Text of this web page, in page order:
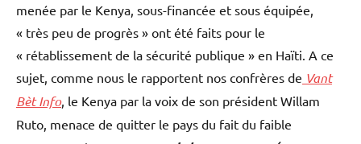
menée par le Kenya, sous-financée et sous équipée,
« très peu de progrès » ont été faits pour le
« rétablissement de la sécurité publique » en Haïti. A ce
sujet, comme nous le rapportent nos confrères de Vant
Bèt Info, le Kenya par la voix de son président Willam
Ruto, menace de quitter le pays du fait du faible